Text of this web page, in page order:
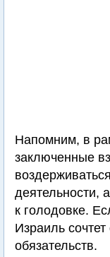
Напомним, в
заключенные
деятельности,
к голодовке.
Израиль
обязательств.